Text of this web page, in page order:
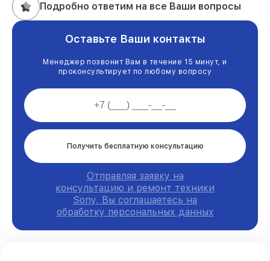
Подробно ответим на все Ваши вопросы
Оставьте Ваши контакты
Менеджер позвонит Вам в течение 15 минут, и
проконсультирует по любому вопросу
Получить бесплатную консультацию
Отправляя заявку на
консультацию и ремонт техники
Sony, Вы соглашаетесь на
обработку персональных данных